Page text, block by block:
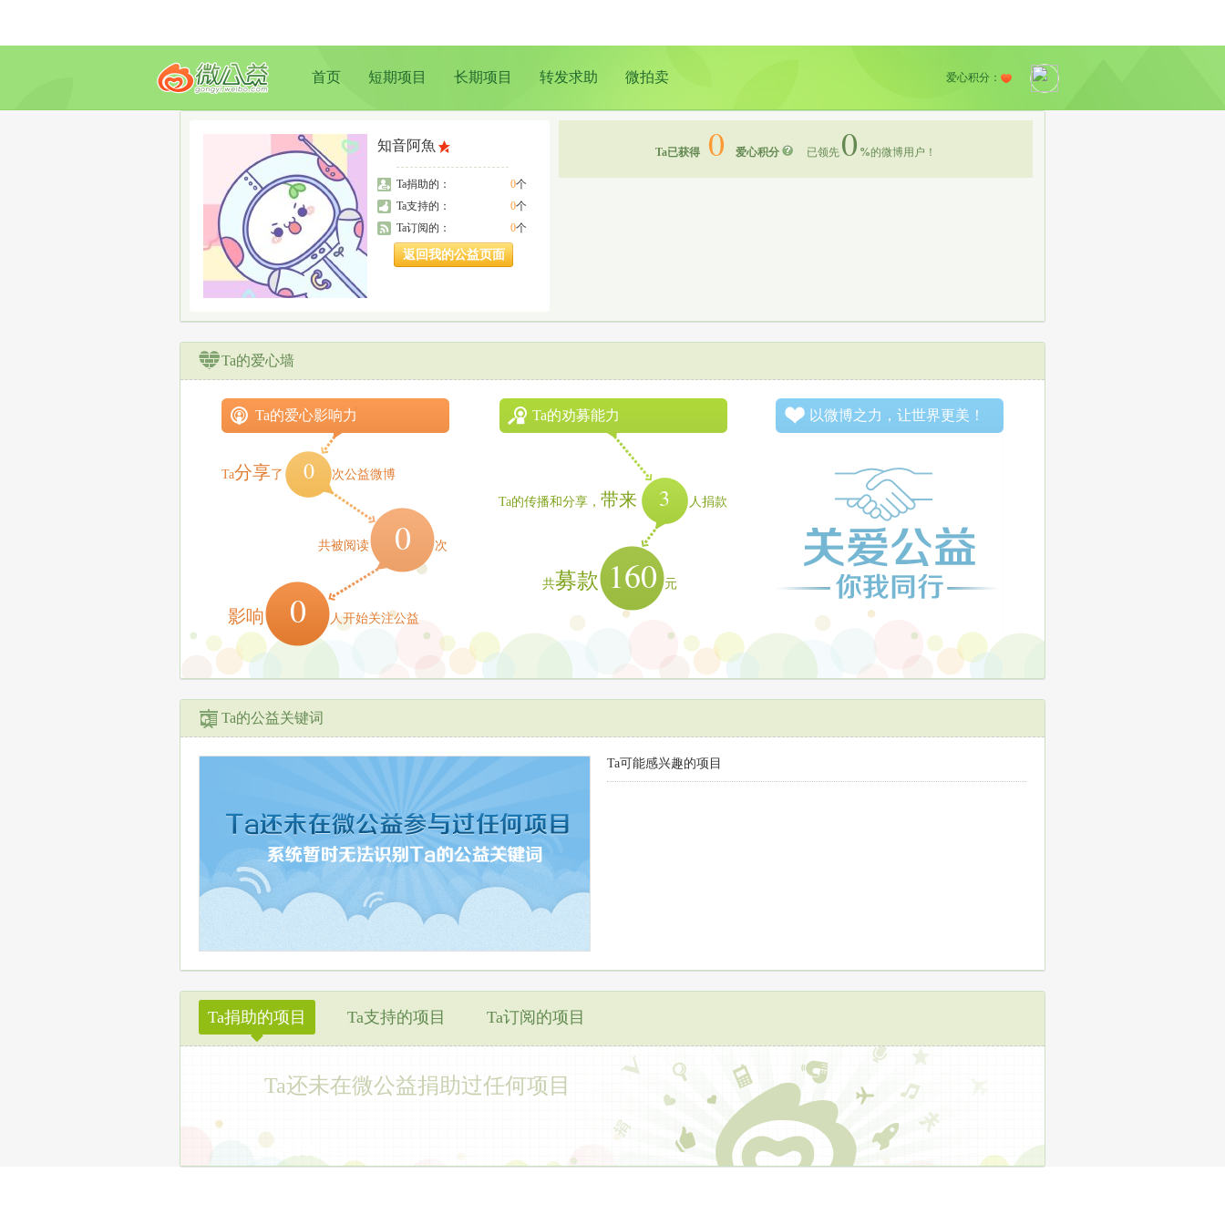
首页 短期项目 长期项目 转发求助 微拍卖 爱心积分：
知音阿魚
0个
Ta捐助的：
0个
Ta支持的：
0个
Ta订阅的：
返回我的公益页面
Ta已获得 0 爱心积分 已领先 0 %的微博用户！
Ta的爱心墙
Ta的爱心影响力
Ta分享了 0 次公益微博
共被阅读 0 次
影响 0 人开始关注公益
Ta的劝募能力
Ta的传播和分享， 带来 3 人捐款
共募款 160 元
以微博之力，让世界更美！
Ta的公益关键词
Ta可能感兴趣的项目
Ta捐助的项目
◆
Ta支持的项目 Ta订阅的项目
Ta还未在微公益捐助过任何项目